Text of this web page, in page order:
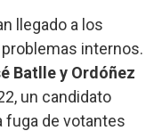
llegado a los
internos.
Batlle y Ordóñez
un candidato
fuga de votantes